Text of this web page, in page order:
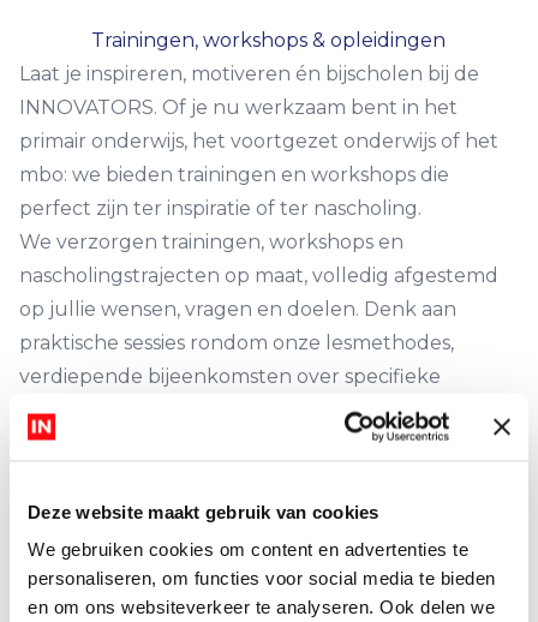
Deze website maakt gebruik van cookies
We gebruiken cookies om content en advertenties te
personaliseren, om functies voor social media te bieden
en om ons websiteverkeer te analyseren. Ook delen we
Contact
Trainingen, workshops & opleidingen
Laat je inspireren, motiveren én bijscholen bij de
INNOVATORS. Of je nu werkzaam bent in het
primair onderwijs, het voortgezet onderwijs of het
mbo: we bieden trainingen en workshops die
perfect zijn ter inspiratie of ter nascholing.
We verzorgen trainingen, workshops en
nascholingstrajecten op maat, volledig afgestemd
op jullie wensen, vragen en doelen. Denk aan
praktische sessies rondom onze lesmethodes,
verdiepende bijeenkomsten over specifieke
thema’s of inspirerende opleidingen voor het hele
team.
Neem contact met ons op!
Heb je interesse of wil je samen